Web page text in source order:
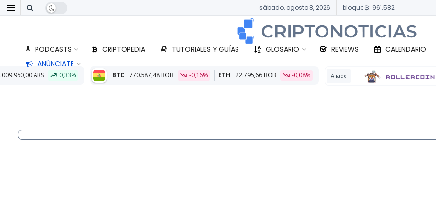
sábado, agosto 8, 2026 bloque ₿: 961.582
PODCASTS CRIPTOPEDIA TUTORIALES Y GUÍAS GLOSARIO REVIEWS CALENDARIO
ANÚNCIATE
0,33% BTC 770.587,48 BOB -0,16% ETH 22.795,66 BOB -0,08% Aliado BTC